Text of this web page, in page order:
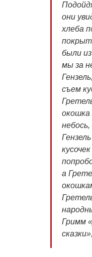
они
хлеба
были
мы за
съем
а
Гримм